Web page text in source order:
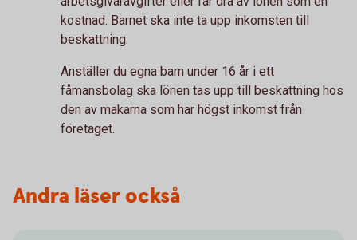
kostnad. Barnet ska inte ta upp inkomsten till
beskattning.
Anställer du egna barn under 16 år i ett
fåmansbolag ska lönen tas upp till beskattning hos
den av makarna som har högst inkomst från
företaget.
Andra läser också